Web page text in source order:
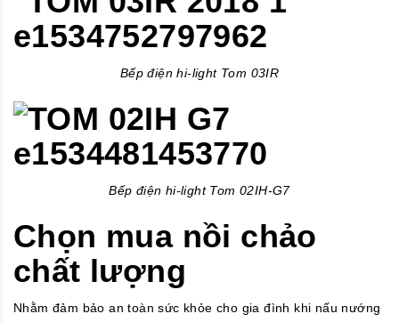
Bếp điện hi-light Tom 03IR
Bếp điện hi-light Tom 02IH-G7
Chọn mua nồi chảo
chất lượng
Nhằm đảm bảo an toàn sức khỏe cho gia đình khi nấu nướng